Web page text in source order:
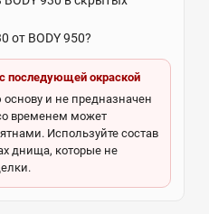
от BODY 950?
последующей окраской
и не предназначен
временем может
Используйте состав
днища, которые не